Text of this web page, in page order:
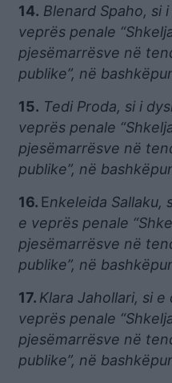
14. Blenard Spaho, si
veprës penale
pjesëmarrësve në
publike”, në
15. Tedi Proda, si i
veprës penale
pjesëmarrësve në
publike”, në
16. Enkeleida Sallaku,
e veprës penale
pjesëmarrësve në
publike”, në
17. Klara Jahollari, si
veprës penale
pjesëmarrësve në
publike”, në